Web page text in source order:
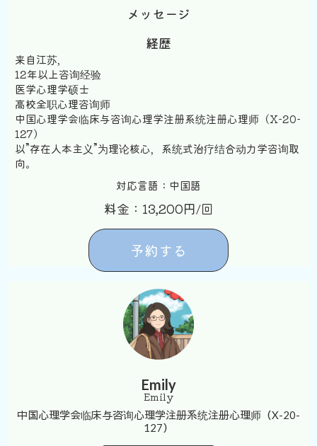
メッセージ
経歴
来自江苏，
12年以上咨询经验
医学心理学硕士
高校全职心理咨询师
中国心理学会临床与咨询心理学注册系统注册心理师（X-20-
127）
以”存在人本主义”为理论核心，系统式治疗结合动力学咨询取
向。
対応言語：中国語
料金：13,200円/回
予約する
Emily
Emily
中国心理学会临床与咨询心理学注册系统注册心理师（X-20-
127）